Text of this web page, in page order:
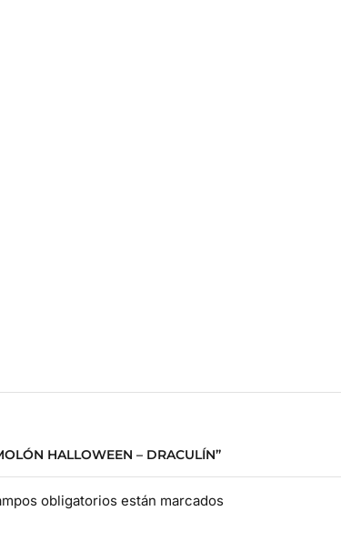
HALLOWEEN – DRACULÍN”
obligatorios están marcados